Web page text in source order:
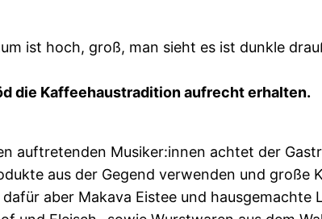
die Kaffeehaustradition aufrecht erhalten.
auftretenden Musiker:innen achtet der
aus der Gegend verwenden und große
aber Makava Eistee und hausgemachte